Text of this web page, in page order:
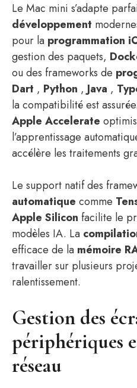
Le Mac mini s’adapte
développement
pour la programmation
gestion des paquets,
ou des frameworks de
Dart , Python , Java ,
la compatibilité est
Apple Accelerate
l’apprentissage
accélère les traitements
Le support natif des
automatique comme
Apple Silicon facilite le
modèles IA. La
efficace de la mémoire
travailler sur plusieurs
ralentissement.
Gestion des
périphériques
réseau